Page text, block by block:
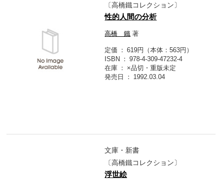
〔高橋鐵コレクション〕
性的人間の分析
高橋 鐵 著
定価
619円（本体：563円）
ISBN
978-4-309-47232-4
在庫
×品切・重版未定
発売日
1992.03.04
文庫・新書
〔高橋鐵コレクション〕
浮世絵